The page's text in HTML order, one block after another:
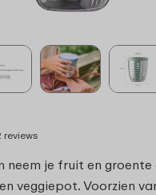
reviews
neem je fruit en groente
veggiepot. Voorzien